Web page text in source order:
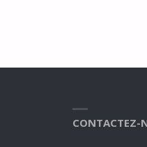
CONTACTEZ-